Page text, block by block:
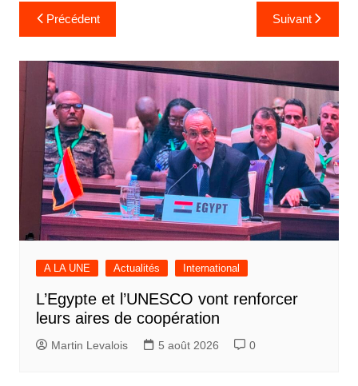
Navigation
de
l’article
Précédent Suivant
A LA UNE Actualités International
L’Egypte et l’UNESCO vont renforcer
leurs aires de coopération
Martin Levalois 5 août 2026 0